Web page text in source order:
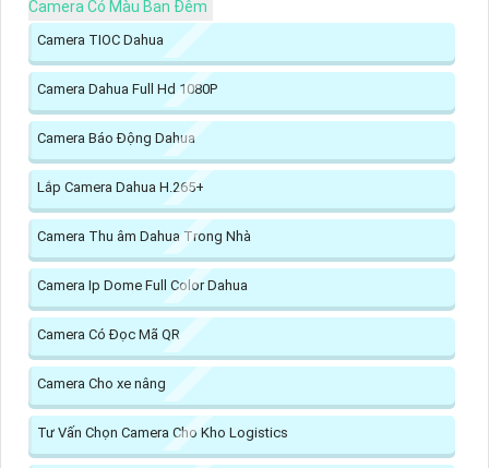
Camera Có Màu Ban Đêm
Camera TIOC Dahua
Camera Dahua Full Hd 1080P
Camera Báo Động Dahua
Lắp Camera Dahua H.265+
Camera Thu âm Dahua Trong Nhà
Camera Ip Dome Full Color Dahua
Camera Có Đọc Mã QR
Camera Cho xe nâng
Tư Vấn Chọn Camera Cho Kho Logistics